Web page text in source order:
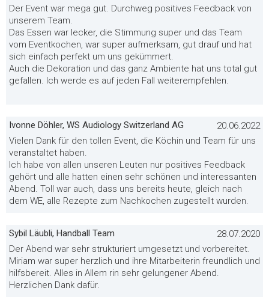
Der Event war mega gut. Durchweg positives Feedback von
unserem Team.
Das Essen war lecker, die Stimmung super und das Team
vom Eventkochen, war super aufmerksam, gut drauf und hat
sich einfach perfekt um uns gekümmert.
Auch die Dekoration und das ganz Ambiente hat uns total gut
gefallen. Ich werde es auf jeden Fall weiterempfehlen.
Ivonne Döhler, WS Audiology Switzerland AG
20.06.2022
Vielen Dank für den tollen Event, die Köchin und Team für uns
veranstaltet haben.
Ich habe von allen unseren Leuten nur positives Feedback
gehört und alle hatten einen sehr schönen und interessanten
Abend. Toll war auch, dass uns bereits heute, gleich nach
dem WE, alle Rezepte zum Nachkochen zugestellt wurden.
Sybil Läubli, Handball Team
28.07.2020
Der Abend war sehr strukturiert umgesetzt und vorbereitet.
Miriam war super herzlich und ihre Mitarbeiterin freundlich und
hilfsbereit. Alles in Allem rin sehr gelungener Abend.
Herzlichen Dank dafür.